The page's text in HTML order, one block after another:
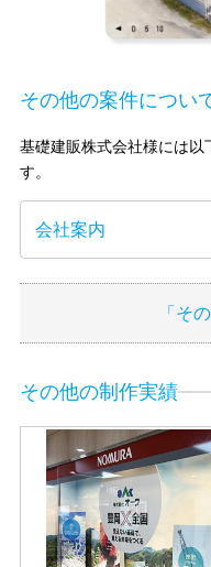
その他の案件につい
基礎建販株式会社様には以
す。
会社案内
「そ
その他の制作実績